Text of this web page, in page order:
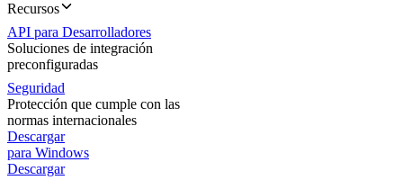
Recursos
API para Desarrolladores
Soluciones de integración
preconfiguradas
Seguridad
Protección que cumple con las
normas internacionales
Descargar
para Windows
Descargar